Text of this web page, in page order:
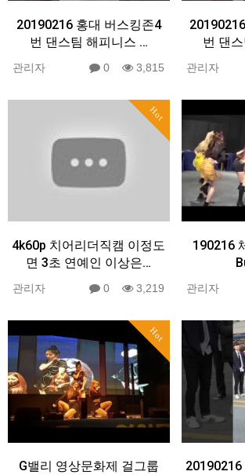
20190216 홍대 버스킹존4
번 댄스팀 해피니스 …
관리자 0 3,815
번 댄
관리자
Hot
4k60p 치어리더직캠 이정도
면 3초 연예인 이상은…
관리자 0 3,219
190216
관리자
Hot
G밸리 영상문화제 걸그룹
20190216